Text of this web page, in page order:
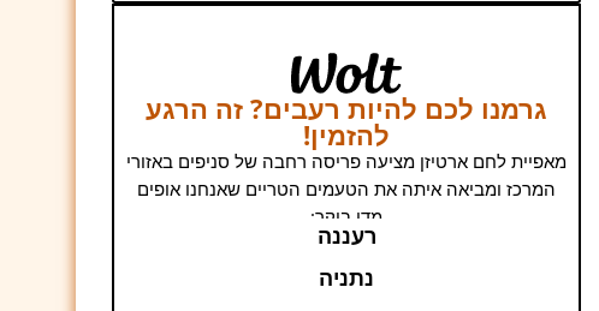
גרמנו לכם להיות רעבים? זה הרגע
להזמין!
מאפיית לחם ארטיזן מציעה פריסה רחבה של סניפים באזורי
המרכז ומביאה איתה את הטעמים הטריים שאנחנו אופים
מדי בוקר:
רעננה
נתניה